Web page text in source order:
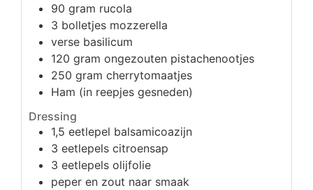
90 gram rucola
3 bolletjes mozzerella
verse basilicum
120 gram ongezouten pistachenootjes
250 gram cherrytomaatjes
Ham (in reepjes gesneden)
Dressing
1,5 eetlepel balsamicoazijn
3 eetlepels citroensap
3 eetlepels olijfolie
peper en zout naar smaak